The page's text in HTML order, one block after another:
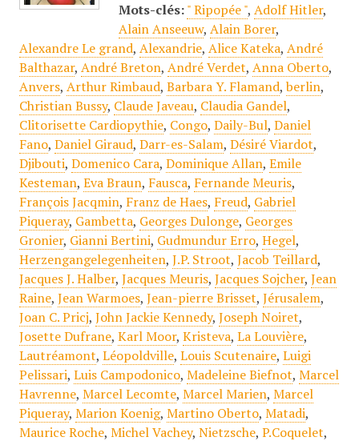
Mots-clés: " Ripopée ", Adolf Hitler,
Alain Anseeuw, Alain Borer,
Alexandre Le grand, Alexandrie, Alice Kateka, André
Balthazar, André Breton, André Verdet, Anna Oberto,
Anvers, Arthur Rimbaud, Barbara Y. Flamand,berlin,
Christian Bussy, Claude Javeau, Claudia Gandel,
Clitorisette Cardiopythie, Congo, Daily-Bul, Daniel
Fano, Daniel Giraud, Darr-es-Salam, Désiré Viardot,
Djibouti, Domenico Cara, Dominique Allan, Emile
Kesteman, Eva Braun, Fausca, Fernande Meuris,
François Jacqmin, Franz de Haes, Freud, Gabriel
Piqueray, Gambetta, Georges Dulonge, Georges
Gronier, Gianni Bertini, Gudmundur Erro, Hegel,
Herzengangelegenheiten, J.P. Stroot, Jacob Teillard,
Jacques J. Halber, Jacques Meuris, Jacques Sojcher, Jean
Raine, Jean Warmoes, Jean-pierre Brisset, Jérusalem,
Joan C. Pricj, John Jackie Kennedy, Joseph Noiret,
Josette Dufrane, Karl Moor, Kristeva, La Louvière,
Lautréamont, Léopoldville, Louis Scutenaire, Luigi
Pelissari, Luis Campodonico, Madeleine Biefnot, Marcel
Havrenne, Marcel Lecomte, Marcel Marien, Marcel
Piqueray, Marion Koenig, Martino Oberto, Matadi,
Maurice Roche, Michel Vachey, Nietzsche, P.Coquelet,